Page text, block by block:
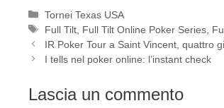
Categorie
Tornei Texas USA
Tag
Full Tilt Full Tilt Online Poker Series
IR Poker Tour a Saint Vincent, quattro
I tells nel poker online: l’instant check
Lascia un commento